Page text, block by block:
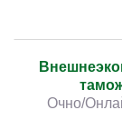
Очно/